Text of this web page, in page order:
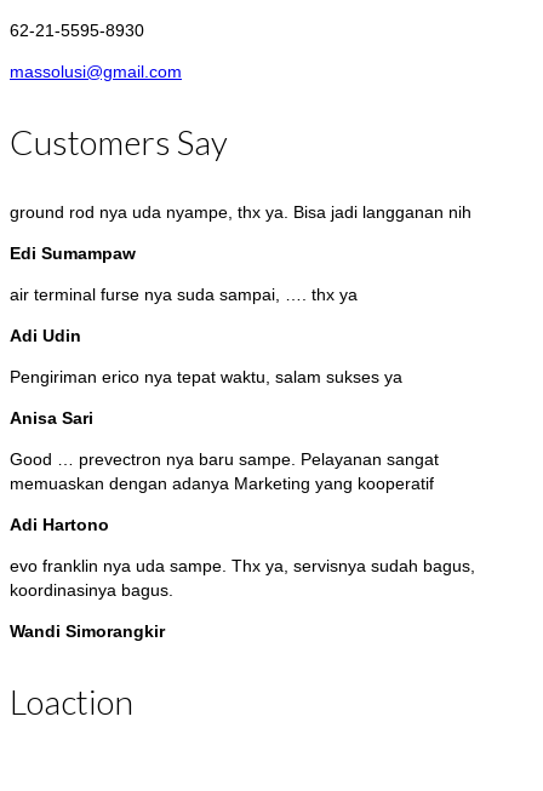
62-21-5595-8930
massolusi@gmail.com
Customers Say
ground rod nya uda nyampe, thx ya. Bisa jadi langganan nih
Edi Sumampaw
air terminal furse nya suda sampai, …. thx ya
Adi Udin
Pengiriman erico nya tepat waktu, salam sukses ya
Anisa Sari
Good … prevectron nya baru sampe. Pelayanan sangat
memuaskan dengan adanya Marketing yang kooperatif
Adi Hartono
evo franklin nya uda sampe. Thx ya, servisnya sudah bagus,
koordinasinya bagus.
Wandi Simorangkir
Loaction